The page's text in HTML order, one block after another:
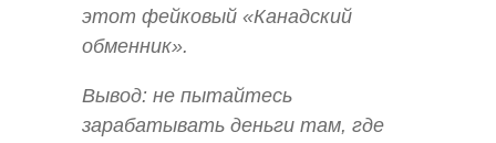
этот фейковый «Канадский
обменник».
Вывод: не пытайтесь
зарабатывать деньги там, где